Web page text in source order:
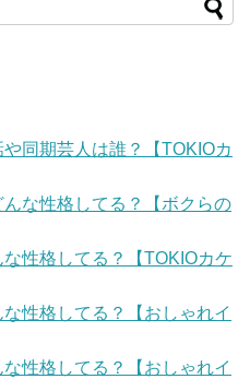
同期芸人は誰？【TOKIOカ
な性格してる？【ボクらの
性格してる？【TOKIOカケ
性格してる？【おしゃれイ
性格してる？【おしゃれイ